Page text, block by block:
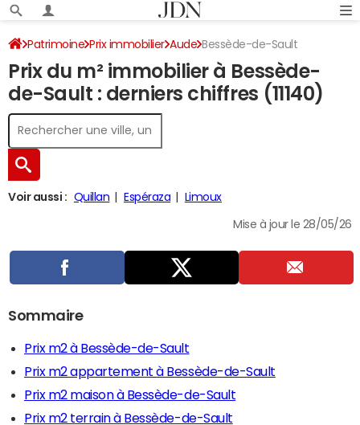
Patrimoine Prix immobilier Aude Bessède-de-Sault
Prix du m² immobilier à Bessède-
de-Sault : derniers chiffres (11140)
Voir aussi : Quillan Espéraza Limoux
Mise à jour le 28/05/26
Sommaire
Prix m2 à Bessède-de-Sault
Prix m2 appartement à Bessède-de-Sault
Prix m2 maison à Bessède-de-Sault
Prix m2 terrain à Bessède-de-Sault